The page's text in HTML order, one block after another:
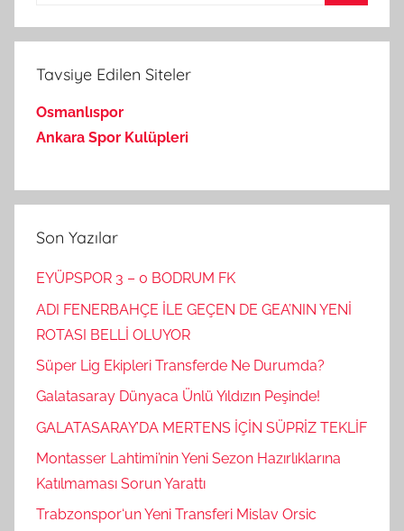
Tavsiye Edilen Siteler
Osmanlıspor
Ankara Spor Kulüpleri
Son Yazılar
EYÜPSPOR 3 – 0 BODRUM FK
ADI FENERBAHÇE İLE GEÇEN DE GEA’NIN YENİ
ROTASI BELLİ OLUYOR
Süper Lig Ekipleri Transferde Ne Durumda?
Galatasaray Dünyaca Ünlü Yıldızın Peşinde!
GALATASARAY’DA MERTENS İÇİN SÜPRİZ TEKLİF
Montasser Lahtimi’nin Yeni Sezon Hazırlıklarına
Katılmaması Sorun Yarattı
Trabzonspor‘un Yeni Transferi Mislav Orsic